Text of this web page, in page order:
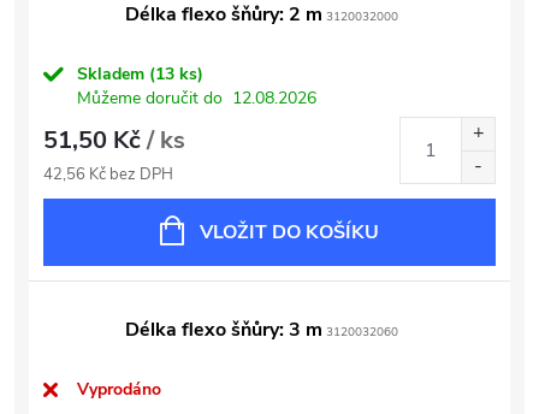
Délka flexo šňůry: 2 m 3120032000
Skladem (13 ks)
Můžeme doručit do 12.08.2026
51,50 Kč/ ks
42,56 Kč bez DPH
VLOŽIT DO KOŠÍKU
Délka flexo šňůry: 3 m 3120032060
Vyprodáno